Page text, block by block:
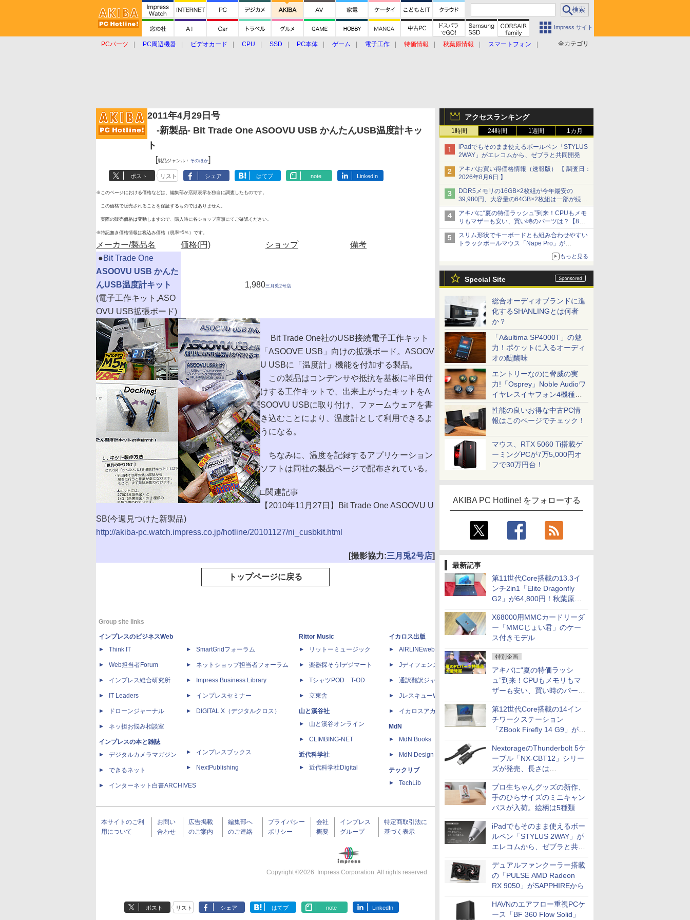
Impress サイト
全カテゴリ
PCパーツ PC周辺機器 ビデオカード CPU SSD PC本体 ゲーム 電子工作 特価情報 秋葉原情報
スマートフォン
アクセスランキング
1時間 24時間 1週間 1カ月
iPadでもそのまま使えるボールペン「STYLUS
2WAY」がエレコムから、ゼブラと共同開発
アキバお買い得価格情報（速報版） 【 調査日：
2026年8月6日 】
DDR5メモリの16GB×2枚組が今年最安の
39,980円、大容量の64GB×2枚組は一部が続騰
[8月前半のメモリ価格]
アキバに“夏の特価ラッシュ”到来！CPUもメモ
リもマザーも安い、買い時のパーツは？【8月7
日(金)22時配信】
スリム形状でキーボードとも組み合わせやすい
トラックボールマウス「Nape Pro」が
もっと見る
Special Site
総合オーディオブランドに進
化するSHANLINGとは何者
か？
「A&ultima SP4000T」の魅
力！ポケットに入るオーディ
オの醍醐味
エントリーなのに脅威の実
力!「Osprey」Noble Audioワ
イヤレスイヤフォン4機種を
一気に聴く
性能の良いお得な中古PC情
報はこのページでチェック！
マウス、RTX 5060 Ti搭載ゲ
ーミングPCが7万5,000円オ
フで30万円台！
AKIBA PC Hotline! をフォローする
最新記事
第11世代Core搭載の13.3イ
ンチ2in1「Elite Dragonfly
G2」が64,800円！秋葉原で
中古PCセール
X68000用MMCカードリーダ
ー「MMCじょい君」のケー
ス付きモデル
特別企画
アキバに“夏の特価ラッシ
ュ”到来！CPUもメモリもマ
ザーも安い、買い時のパーツ
は？【8月7日(金)22時配信】
第12世代Core搭載の14イン
チワークステーション
「ZBook Firefly 14 G9」が
79,800円！秋葉原で中古PC
セール
NextorageのThunderbolt 5ケ
ーブル「NX-CBT12」シリー
ズが発売、長さは
30cm/50cm/1mの3種類
プロ生ちゃんグッズの新作、
手のひらサイズのミニキャン
バスが入荷。絵柄は5種類
iPadでもそのまま使えるボー
ルペン「STYLUS 2WAY」が
エレコムから、ゼブラと共同
開発
デュアルファンクーラー搭載
の「PULSE AMD Radeon
RX 9050」がSAPPHIREから
HAVNのエアフロー重視PCケ
ース「BF 360 Flow Solid」
2011年4月29日号
-新製品- Bit Trade One ASOOVU USB かんたんUSB温度計キッ
ト
[製品ジャンル： そのほか]
ポスト リスト シェア はてブ note LinkedIn
※このページにおける価格などは、編集部が店頭表示を独自に調査したものです。
この価格で販売されることを保証するものではありません。
実際の販売価格は変動しますので、購入時に各ショップ店頭にてご確認ください。
※特記無き価格情報は税込み価格（税率=5％）です。
メーカー/製品名 価格(円) ショップ
備考
●Bit Trade One
ASOOVU USB かんた
んUSB温度計キット
(電子工作キット,ASO
OVU USB拡張ボード)
1,980三月兎2号店
Bit Trade One社のUSB接続電子工作キット
「ASOOVE USB」向けの拡張ボード。ASOOV
U USBに「温度計」機能を付加する製品。
この製品はコンデンサや抵抗を基板に半田付
けする工作キットで、出来上がったキットをA
SOOVU USBに取り付け、ファームウェアを書
き込むことにより、温度計として利用できるよ
うになる。
ちなみに、温度を記録するアプリケーション
ソフトは同社の製品ページで配布されている。
□関連記事
【2010年11月27日】Bit Trade One ASOOVU U
SB(今週見つけた新製品)
http://akiba-pc.watch.impress.co.jp/hotline/20101127/ni_cusbkit.html
[撮影協力:三月兎2号店]
トップページに戻る
Group site links
インプレスのビジネスWeb
Think IT
Web担当者Forum
インプレス総合研究所
IT Leaders
ドローンジャーナル
ネッ担お悩み相談室
インプレスの本と雑誌
デジタルカメラマガジン
できるネット
インターネット白書ARCHIVES
SmartGridフォーラム
ネットショップ担当者フォーラム
Impress Business Library
インプレスセミナー
DIGITAL X（デジタルクロス）
インプレスブックス
NextPublishing
Rittor Music
リットーミュージック
楽器探そう!デジマート
TシャツPOD T-OD
立東舎
山と溪谷社
山と溪谷オンライン
CLIMBING-NET
近代科学社
近代科学社Digital
イカロス出版
AIRLINEweb
Jディフェンスニュース
通訳翻訳ジャーナル
JレスキューWeb
イカロスアカデミー
MdN
MdN Books
MdN Design Interactive
テックリブ
TechLib
ICE
天海社
impress QuickBooks
PUBFUN
パブファンセルフ
IPGネットワーク
カスタム写真集POD fabli
Impress Group Publication Informa
本サイトのご利
用について
お問い
合わせ
広告掲載
のご案内
編集部へ
のご連絡
プライバシー
ポリシー
会社
概要
インプレス
グループ
特定商取引法に
基づく表示
Copyright ©2026 Impress Corporation. All rights reserved.
ポスト リスト シェア はてブ note LinkedIn